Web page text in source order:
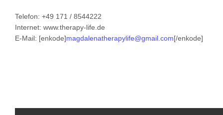
Telefon: +49 171 / 8544222
Internet: www.therapy-life.de
E-Mail: [enkode]magdalenatherapylife@gmail.com[/enkode]